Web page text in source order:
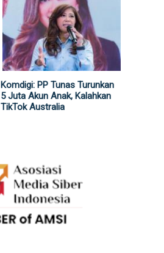
Komdigi: PP Tunas Turunkan
5 Juta Akun Anak, Kalahkan
TikTok Australia